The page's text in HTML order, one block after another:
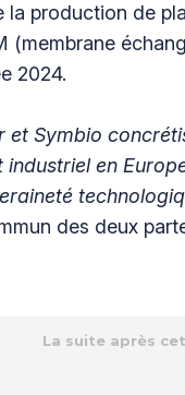
production de
(membrane
2024.
et Symbio
en
des deux